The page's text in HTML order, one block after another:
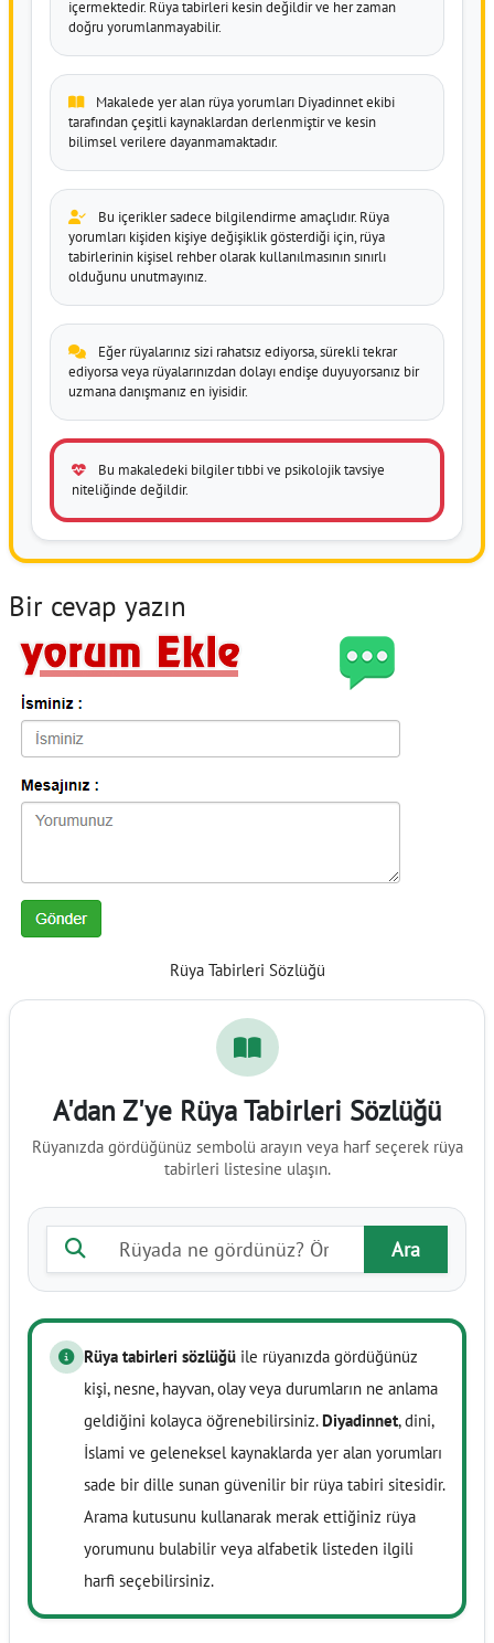
içermektedir. Rüya tabirleri kesin değildir ve her zaman
doğru yorumlanmayabilir.
Makalede yer alan rüya yorumları Diyadinnet ekibi
tarafından çeşitli kaynaklardan derlenmiştir ve kesin
bilimsel verilere dayanmamaktadır.
Bu içerikler sadece bilgilendirme amaçlıdır. Rüya
yorumları kişiden kişiye değişiklik gösterdiği için, rüya
tabirlerinin kişisel rehber olarak kullanılmasının sınırlı
olduğunu unutmayınız.
Eğer rüyalarınız sizi rahatsız ediyorsa, sürekli tekrar
ediyorsa veya rüyalarınızdan dolayı endişe duyuyorsanız bir
uzmana danışmanız en iyisidir.
Bu makaledeki bilgiler tıbbi ve psikolojik tavsiye
niteliğinde değildir.
Bir cevap yazın
Rüya Tabirleri Sözlüğü
A'dan Z'ye Rüya Tabirleri Sözlüğü
Rüyanızda gördüğünüz sembolü arayın veya harf seçerek rüya
tabirleri listesine ulaşın.
Rüya tabiri ara
Ara
Rüya tabirleri sözlüğü ile rüyanızda gördüğünüz
kişi, nesne, hayvan, olay veya durumların ne anlama
geldiğini kolayca öğrenebilirsiniz. Diyadinnet, dini,
İslami ve geleneksel kaynaklarda yer alan yorumları
sade bir dille sunan güvenilir bir rüya tabiri sitesidir.
Arama kutusunu kullanarak merak ettiğiniz rüya
yorumunu bulabilir veya alfabetik listeden ilgili
harfi seçebilirsiniz.